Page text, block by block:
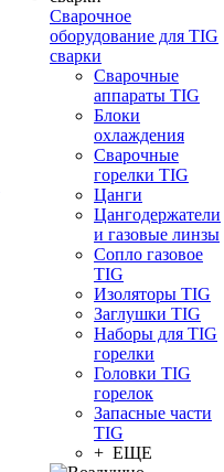
Сварочное
оборудование для TIG
сварки
Сварочные
аппараты TIG
Блоки
охлаждения
Сварочные
горелки TIG
Цанги
Цангодержатели
и газовые линзы
Сопло газовое
TIG
Изоляторы TIG
Заглушки TIG
Наборы для TIG
горелки
Головки TIG
горелок
Запасные части
TIG
+ ЕЩЕ